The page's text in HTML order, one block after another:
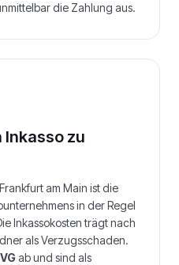
die Zahlung aus.
Inkasso zu
Frankfurt am Main ist die
in der Regel
Inkassokosten trägt nach
als Verzugsschaden.
ab und sind als